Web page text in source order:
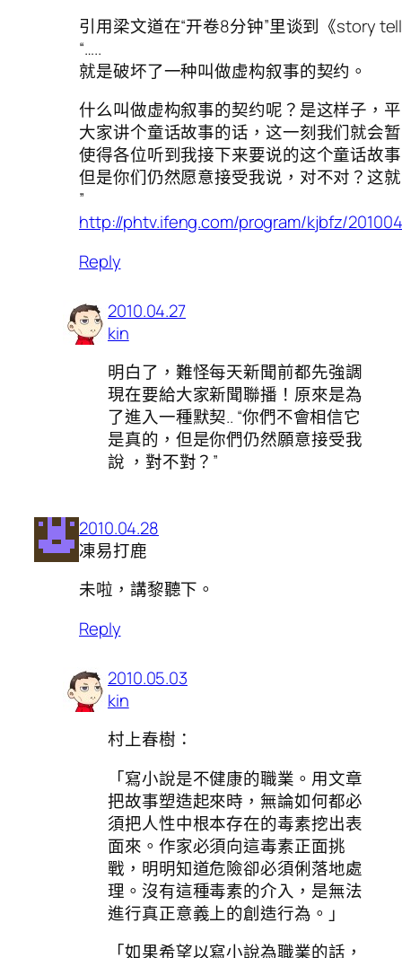
引用梁文道在“开卷8分钟”里谈到《story
“…..
就是破坏了一种叫做虚构叙事的契约。
什么叫做虚构叙事的契约呢？是这样子，
大家讲个童话故事的话，这一刻我们就会
使得各位听到我接下来要说的这个童话故
但是你们仍然愿意接受我说，对不对？这
”
http://phtv.ifeng.com/program/kjbfz/
Reply
2010.04.27
kin
明白了，難怪每天新聞前都先強調
現在要給大家新聞聯播！原來是為
了進入一種默契.. “你們不會相信它
是真的，但是你們仍然願意接受我
說 ，對不對？”
2010.04.28
凍易打鹿
未啦，講黎聽下。
Reply
2010.05.03
kin
村上春樹：
「寫小說是不健康的職業。用文章
把故事塑造起來時，無論如何都必
須把人性中根本存在的毒素挖出表
面來。作家必須向這毒素正面挑
戰，明明知道危險卻必須俐落地處
理。沒有這種毒素的介入，是無法
進行真正意義上的創造行為。」
「如果希望以寫小說為職業的話，